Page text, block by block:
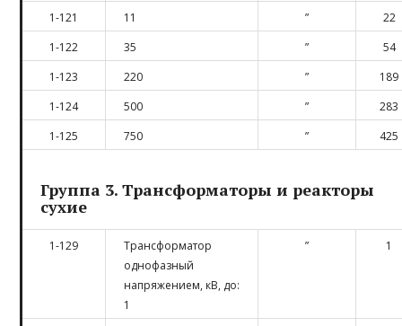
1-121 11 ”
22
1-122
35 ”
54
1-123
220 ”
189
1-124
500 ”
283
1-125
750 ” 425
Группа 3. Трансформаторы и реакторы
сухие
1-129
Трансформатор
однофазный
напряжением, кВ, до:
1
” 1